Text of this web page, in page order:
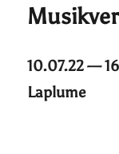
10.07.22 —
Laplume